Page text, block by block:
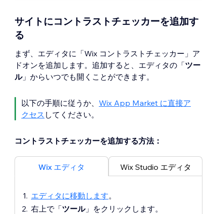
サイトにコントラストチェッカーを追加す
る
まず、エディタに「Wix コントラストチェッカー」ア
ドオンを追加します。追加すると、エディタの「ツー
ル」からいつでも開くことができます。
以下の手順に従うか、 Wix App Market に直接ア
クセス してください。
コントラストチェッカーを追加する方法：
Wix エディタ Wix Studio エディタ
エディタに移動します。
右上で「ツール」をクリックします。